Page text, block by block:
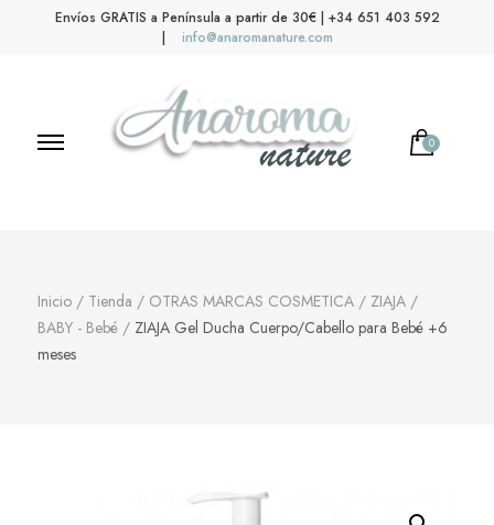
Envíos GRATIS a Península a partir de 30€ | +34 651 403 592
|
info@anaromanature.com
0
Inicio / Tienda / OTRAS MARCAS COSMETICA / ZIAJA /
BABY - Bebé / ZIAJA Gel Ducha Cuerpo/Cabello para Bebé +6
meses